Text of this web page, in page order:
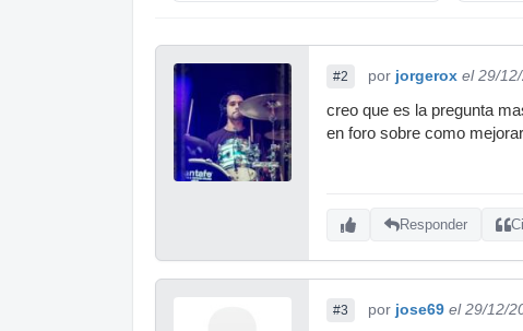
#2 por jorgerox el 29/
creo que es la pregunta
en foro sobre como
Responder
#3 por jose69 el 29/12/